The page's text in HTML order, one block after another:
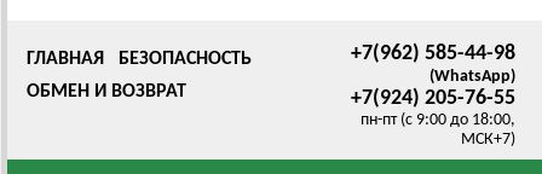
+7(962) 585-44-98
(WhatsApp)
+7(924) 205-76-55
пн-пт (с 9:00 до 18:00,
МСК+7)
ГЛАВНАЯ
БЕЗОПАСНОСТЬ
ОБМЕН И ВОЗВРАТ